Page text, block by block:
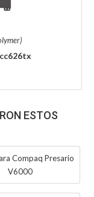
ESTOS
Compaq Presario
V6000